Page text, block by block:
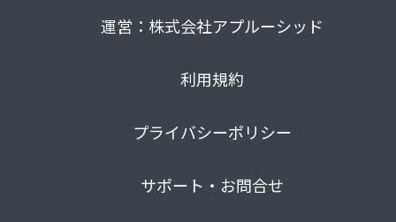
運営：株式会社アプルーシッド
利用規約
プライバシーポリシー
サポート・お問合せ